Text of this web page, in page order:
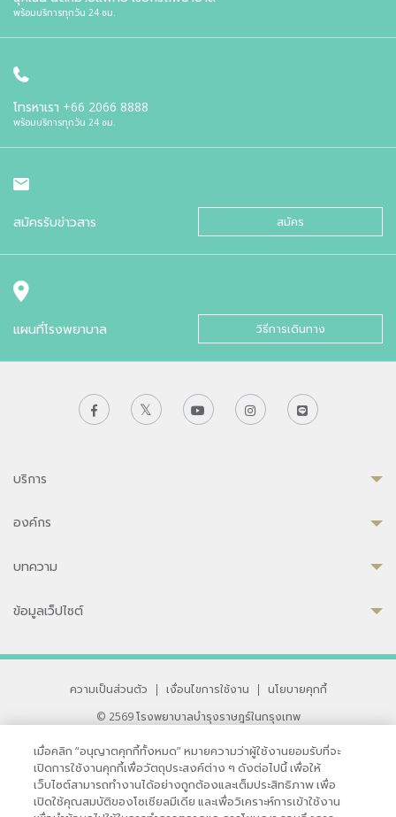
พร้อมบริการทุกวัน 24 ชม.
โทรหาเรา +66 2066 8888
พร้อมบริการทุกวัน 24 ชม.
สมัครรับข่าวสาร สมัคร
แผนที่โรงพยาบาล วิธีการเดินทาง
บริการ
องค์กร
บทความ
ข้อมูลเว็ปไซต์
ความเป็นส่วนตัว | เงื่อนไขการใช้งาน |
นโยบายคุกกี้
© 2569 โรงพยาบาลบำรุงราษฎร์ในกรุงเทพ
33 สุขุมวิท ซอย 3 เขตวัฒนา กรุงเทพ 10110 ประเทศไทย
หากท่านมีข้อคิดเห็นหรือปัญหาในการใช้เว็บไซต์ของเรา
เมื่อคลิก “อนุญาตคุกกี้ทั้งหมด” หมายความว่าผู้ใช้งานยอมรับที่จะ
เปิดการใช้งานคุกกี้เพื่อวัตถุประสงค์ต่าง ๆ ดังต่อไปนี้ เพื่อให้
เว็บไซต์สามารถทำงานได้อย่างถูกต้องและเต็มประสิทธิภาพ เพื่อ
เปิดใช้คุณสมบัติของโซเชียลมีเดีย และเพื่อวิเคราะห์การเข้าใช้งาน